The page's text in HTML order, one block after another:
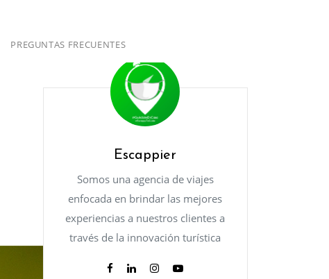
PREGUNTAS FRECUENTES
Escappier
Somos una agencia de viajes
enfocada en brindar las mejores
experiencias a nuestros clientes a
través de la innovación turística